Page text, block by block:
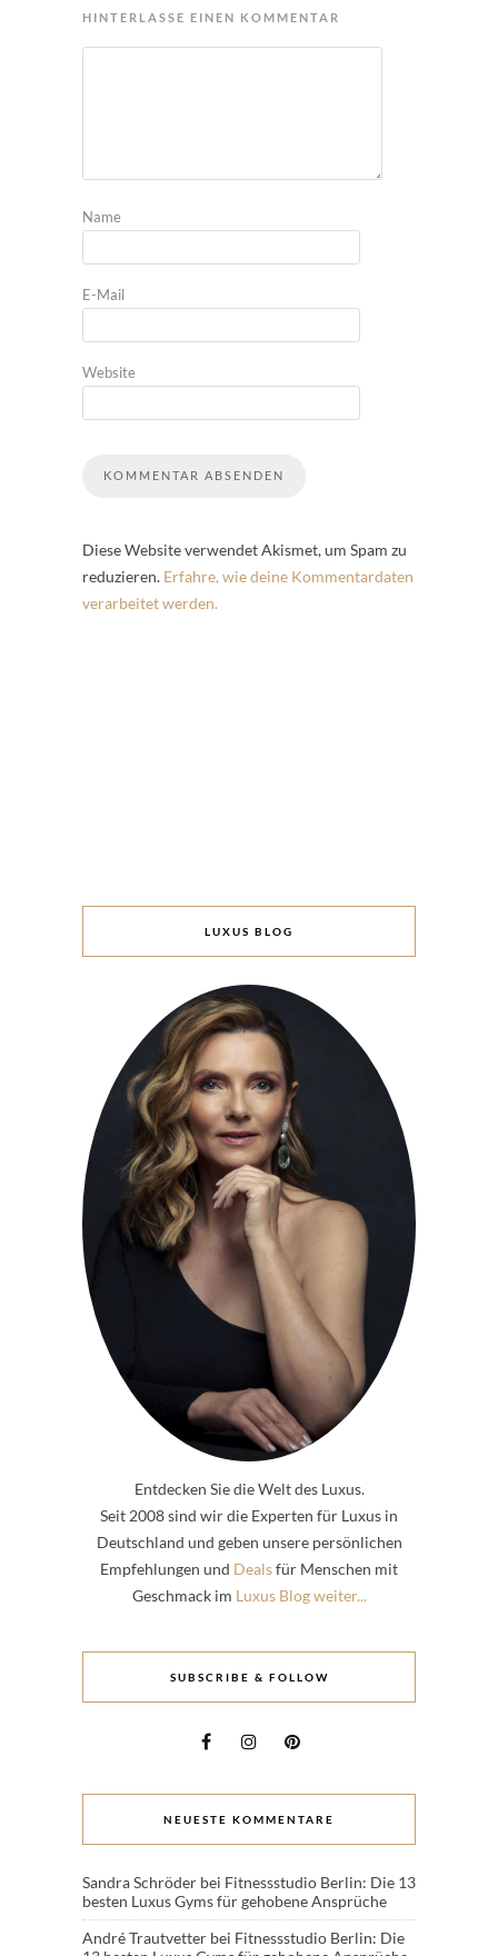
HINTERLASSE EINEN KOMMENTAR
Name
E-Mail
Website
Diese Website verwendet Akismet, um Spam zu
reduzieren. Erfahre, wie deine Kommentardaten
verarbeitet werden.
LUXUS BLOG
Entdecken Sie die Welt des Luxus.
Seit 2008 sind wir die Experten für Luxus in
Deutschland und geben unsere persönlichen
Empfehlungen und Dealsfür Menschen mit
Geschmack im Luxus Blog weiter...
SUBSCRIBE & FOLLOW
NEUESTE KOMMENTARE
Sandra Schröder bei Fitnessstudio Berlin: Die 13
besten Luxus Gyms für gehobene Ansprüche
André Trautvetter bei Fitnessstudio Berlin: Die